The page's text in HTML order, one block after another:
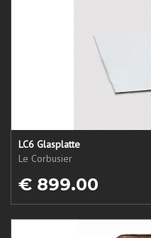
LC6 Glasplatte
Le Corbusier
€ 899.00